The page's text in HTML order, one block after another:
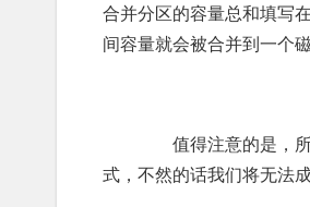
合并分区的容量总和填写
间容量就会被合并到一个
值得注意的是，所
式，不然的话我们将无法